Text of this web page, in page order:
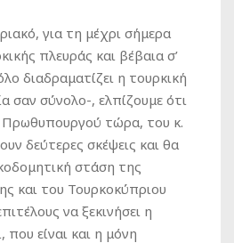
για τη μέχρι σήμερα
πλευράς και βέβαια σ’
διαδραματίζει η τουρκική
σαν σύνολο-, ελπίζουμε ότι
Πρωθυπουργού τώρα, του κ.
δεύτερες σκέψεις και θα
στάση της
και του Τουρκοκύπριου
να ξεκινήσει η
που είναι και η μόνη